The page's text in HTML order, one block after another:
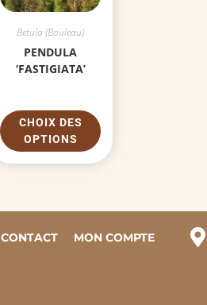
Betula (Bouleau)
PENDULA
‘FASTIGIATA’
CHOIX DES
OPTIONS
CONTACT MON COMPTE